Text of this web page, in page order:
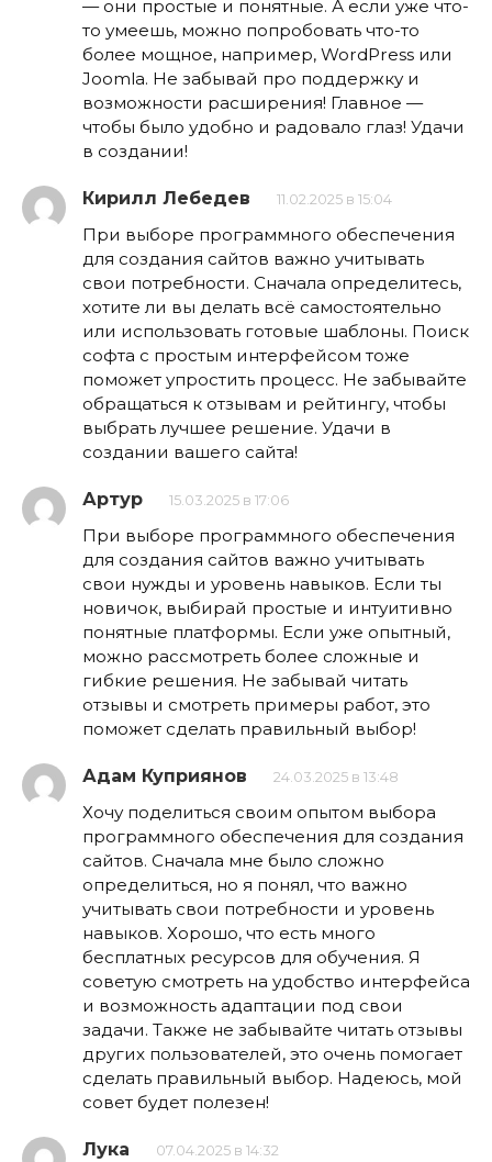
— они простые и понятные. А если уже что-
то умеешь, можно попробовать что-то
более мощное, например, WordPress или
Joomla. Не забывай про поддержку и
возможности расширения! Главное —
чтобы было удобно и радовало глаз! Удачи
в создании!
Кирилл Лебедев 11.02.2025 в 15:04
При выборе программного обеспечения
для создания сайтов важно учитывать
свои потребности. Сначала определитесь,
хотите ли вы делать всё самостоятельно
или использовать готовые шаблоны. Поиск
софта с простым интерфейсом тоже
поможет упростить процесс. Не забывайте
обращаться к отзывам и рейтингу, чтобы
выбрать лучшее решение. Удачи в
создании вашего сайта!
Артур 15.03.2025 в 17:06
При выборе программного обеспечения
для создания сайтов важно учитывать
свои нужды и уровень навыков. Если ты
новичок, выбирай простые и интуитивно
понятные платформы. Если уже опытный,
можно рассмотреть более сложные и
гибкие решения. Не забывай читать
отзывы и смотреть примеры работ, это
поможет сделать правильный выбор!
Адам Куприянов 24.03.2025 в 13:48
Хочу поделиться своим опытом выбора
программного обеспечения для создания
сайтов. Сначала мне было сложно
определиться, но я понял, что важно
учитывать свои потребности и уровень
навыков. Хорошо, что есть много
бесплатных ресурсов для обучения. Я
советую смотреть на удобство интерфейса
и возможность адаптации под свои
задачи. Также не забывайте читать отзывы
других пользователей, это очень помогает
сделать правильный выбор. Надеюсь, мой
совет будет полезен!
Лука 07.04.2025 в 14:32